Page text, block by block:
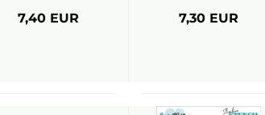
7,40 EUR 7,30 EUR